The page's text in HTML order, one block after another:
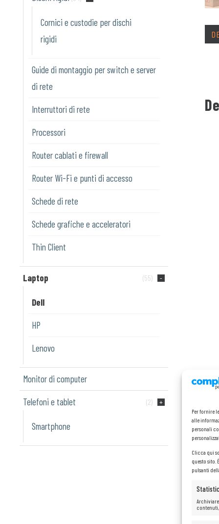
Per fornire
alle
personali
Clicca qui
questo sito.
pulsanti
Cornici e custodie per dischi
rigidi
Guide di montaggio per switch e server
di rete
Interruttori di rete
Processori
Router cablati e firewall
Router Wi-Fi e punti di accesso
Schede di rete
Schede grafiche e acceleratori
Thin Client
Laptop (55)
Dell
HP
Lenovo
Monitor di computer
Telefoni e tablet (2)
Smartphone